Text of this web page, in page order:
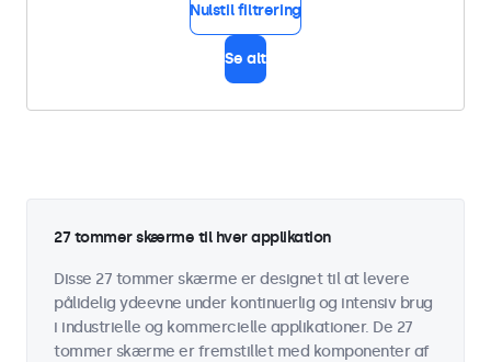
Nulstil filtrering
Se alt
27 tommer skærme til hver applikation
Disse 27 tommer skærme er designet til at levere
pålidelig ydeevne under kontinuerlig og intensiv brug
i industrielle og kommercielle applikationer. De 27
tommer skærme er fremstillet med komponenter af